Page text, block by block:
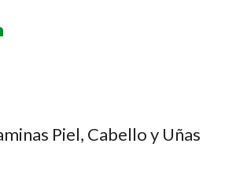
Piel, Cabello y Uñas